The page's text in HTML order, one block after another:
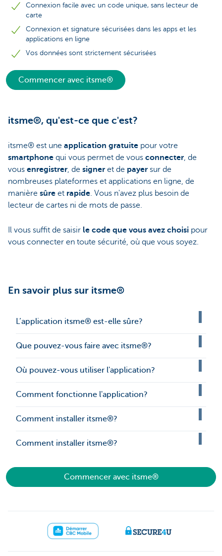
Connexion facile avec un code unique, sans lecteur de
carte
Connexion et signature sécurisées dans les apps et les
applications en ligne
Vos données sont strictement sécurisées
Commencer avec itsme®
itsme®, qu'est-ce que c'est?
itsme® est une application gratuite pour votre
smartphone qui vous permet de vous connecter, de
vous enregistrer, de signer et de payer sur de
nombreuses plateformes et applications en ligne, de
manière sûre et rapide. Vous n'avez plus besoin de
lecteur de cartes ni de mots de passe.
Il vous suffit de saisir le code que vous avez choisi pour
vous connecter en toute sécurité, où que vous soyez.
En savoir plus sur itsme®
L’application itsme® est-elle sûre?
Que pouvez-vous faire avec itsme®?
Où pouvez-vous utiliser l'application?
Comment fonctionne l'application?
Comment installer itsme®?
Comment installer itsme®?
Commencer avec itsme®